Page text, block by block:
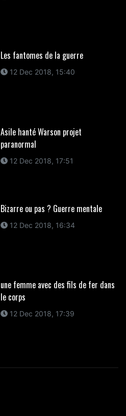
Les fantomes de la guerre
12 Dec 2018, 15:40
Asile hanté Warson projet
paranormal
12 Dec 2018, 17:51
Bizarre ou pas ? Guerre mentale
12 Dec 2018, 16:34
une femme avec des fils de fer dans
le corps
12 Dec 2018, 17:39